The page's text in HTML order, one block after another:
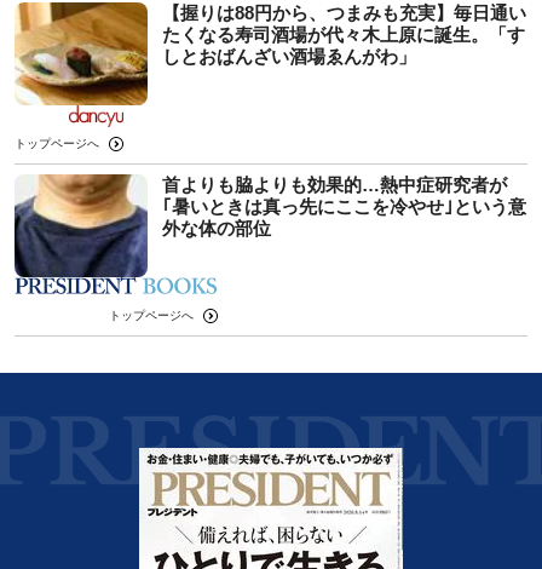
【握りは88円から、つまみも充実】毎日通い
たくなる寿司酒場が代々木上原に誕生。「す
しとおばんざい酒場ゑんがわ」
トップページへ
首よりも脇よりも効果的…熱中症研究者が
｢暑いときは真っ先にここを冷やせ｣という意
外な体の部位
トップページへ